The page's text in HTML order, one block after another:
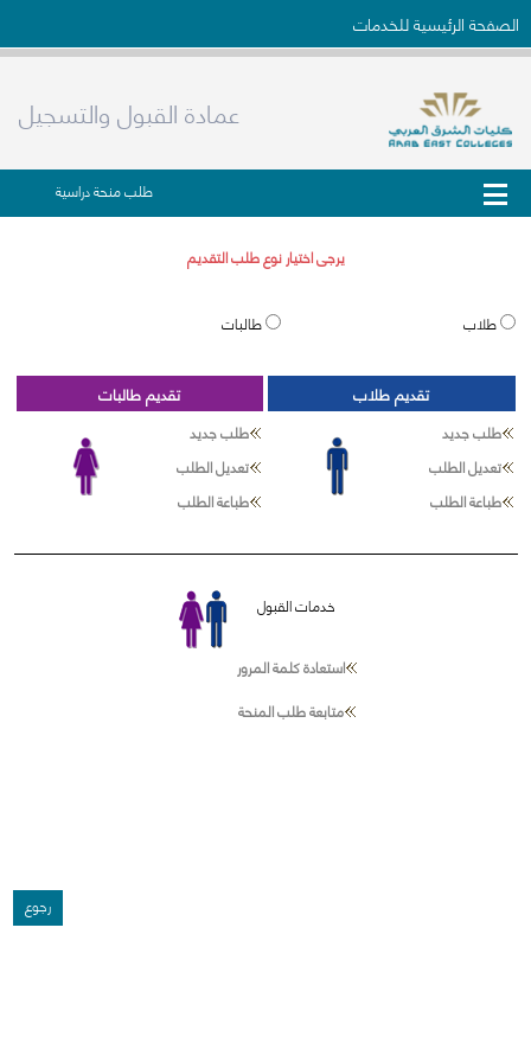
الصفحة الرئيسية للخدمات
عمادة القبول والتسجيل
طلب منحة دراسية
يرجى اختيار نوع طلب التقديم
طلاب طالبات
تقديم طلاب
طلب جديد
تعديل الطلب
طباعة الطلب
تقديم طالبات
طلب جديد
تعديل الطلب
طباعة الطلب
خدمات القبول
استعادة كلمة المرور
متابعة طلب المنحة
رجوع